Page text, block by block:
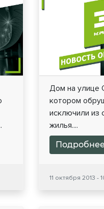
Дом на улице
котором
исключили из
жилья....
Подробнее
11 октября 2013 -